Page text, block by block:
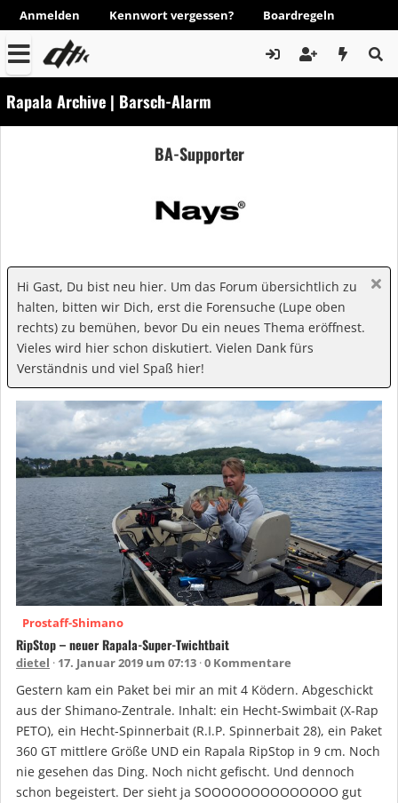
Anmelden Kennwort vergessen? Boardregeln
Rapala Archive | Barsch-Alarm
BA-Supporter
Hi Gast, Du bist neu hier. Um das Forum übersichtlich zu
halten, bitten wir Dich, erst die Forensuche (Lupe oben
rechts) zu bemühen, bevor Du ein neues Thema eröffnest.
Vieles wird hier schon diskutiert. Vielen Dank fürs
Verständnis und viel Spaß hier!
Prostaff-Shimano
RipStop – neuer Rapala-Super-Twichtbait
dietel 17. Januar 2019 um 07:13 0 Kommentare
Gestern kam ein Paket bei mir an mit 4 Ködern. Abgeschickt
aus der Shimano-Zentrale. Inhalt: ein Hecht-Swimbait (X-Rap
PETO), ein Hecht-Spinnerbait (R.I.P. Spinnerbait 28), ein Paket
360 GT mittlere Größe UND ein Rapala RipStop in 9 cm. Noch
nie gesehen das Ding. Noch nicht gefischt. Und dennoch
schon begeistert. Der sieht ja SOOOOOOOOOOOOOO gut